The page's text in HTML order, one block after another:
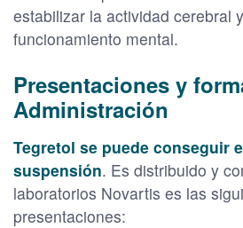
estabilizar la actividad cerebral
funcionamiento mental.
Presentaciones y
Administración
Tegretol se puede conseguir
suspensión. Es distribuido y
laboratorios Novartis es las
presentaciones: